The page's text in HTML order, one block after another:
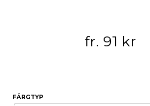
fr. 91 kr
FÄRGTYP